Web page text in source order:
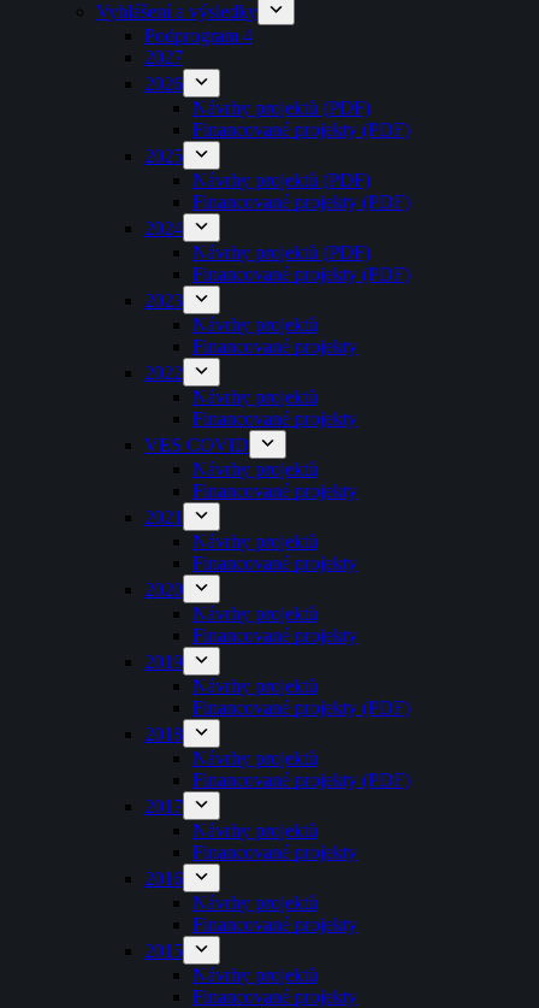
Vyhlášení a výsledky
Podprogram 4
2027
2026
Návrhy projektů (PDF)
Financované projekty (PDF)
2025
Návrhy projektů (PDF)
Financované projekty (PDF)
2024
Návrhy projektů (PDF)
Financované projekty (PDF)
2023
Návrhy projektů
Financované projekty
2022
Návrhy projektů
Financované projekty
VES COVID
Návrhy projektů
Financované projekty
2021
Návrhy projektů
Financované projekty
2020
Návrhy projektů
Financované projekty
2019
Návrhy projektů
Financované projekty (PDF)
2018
Návrhy projektů
Financované projekty (PDF)
2017
Návrhy projektů
Financované projekty
2016
Návrhy projektů
Financované projekty
2015
Návrhy projektů
Financované projekty